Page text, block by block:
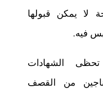
لا يمكن قبولها
فيه.
الشهادات
من القصف